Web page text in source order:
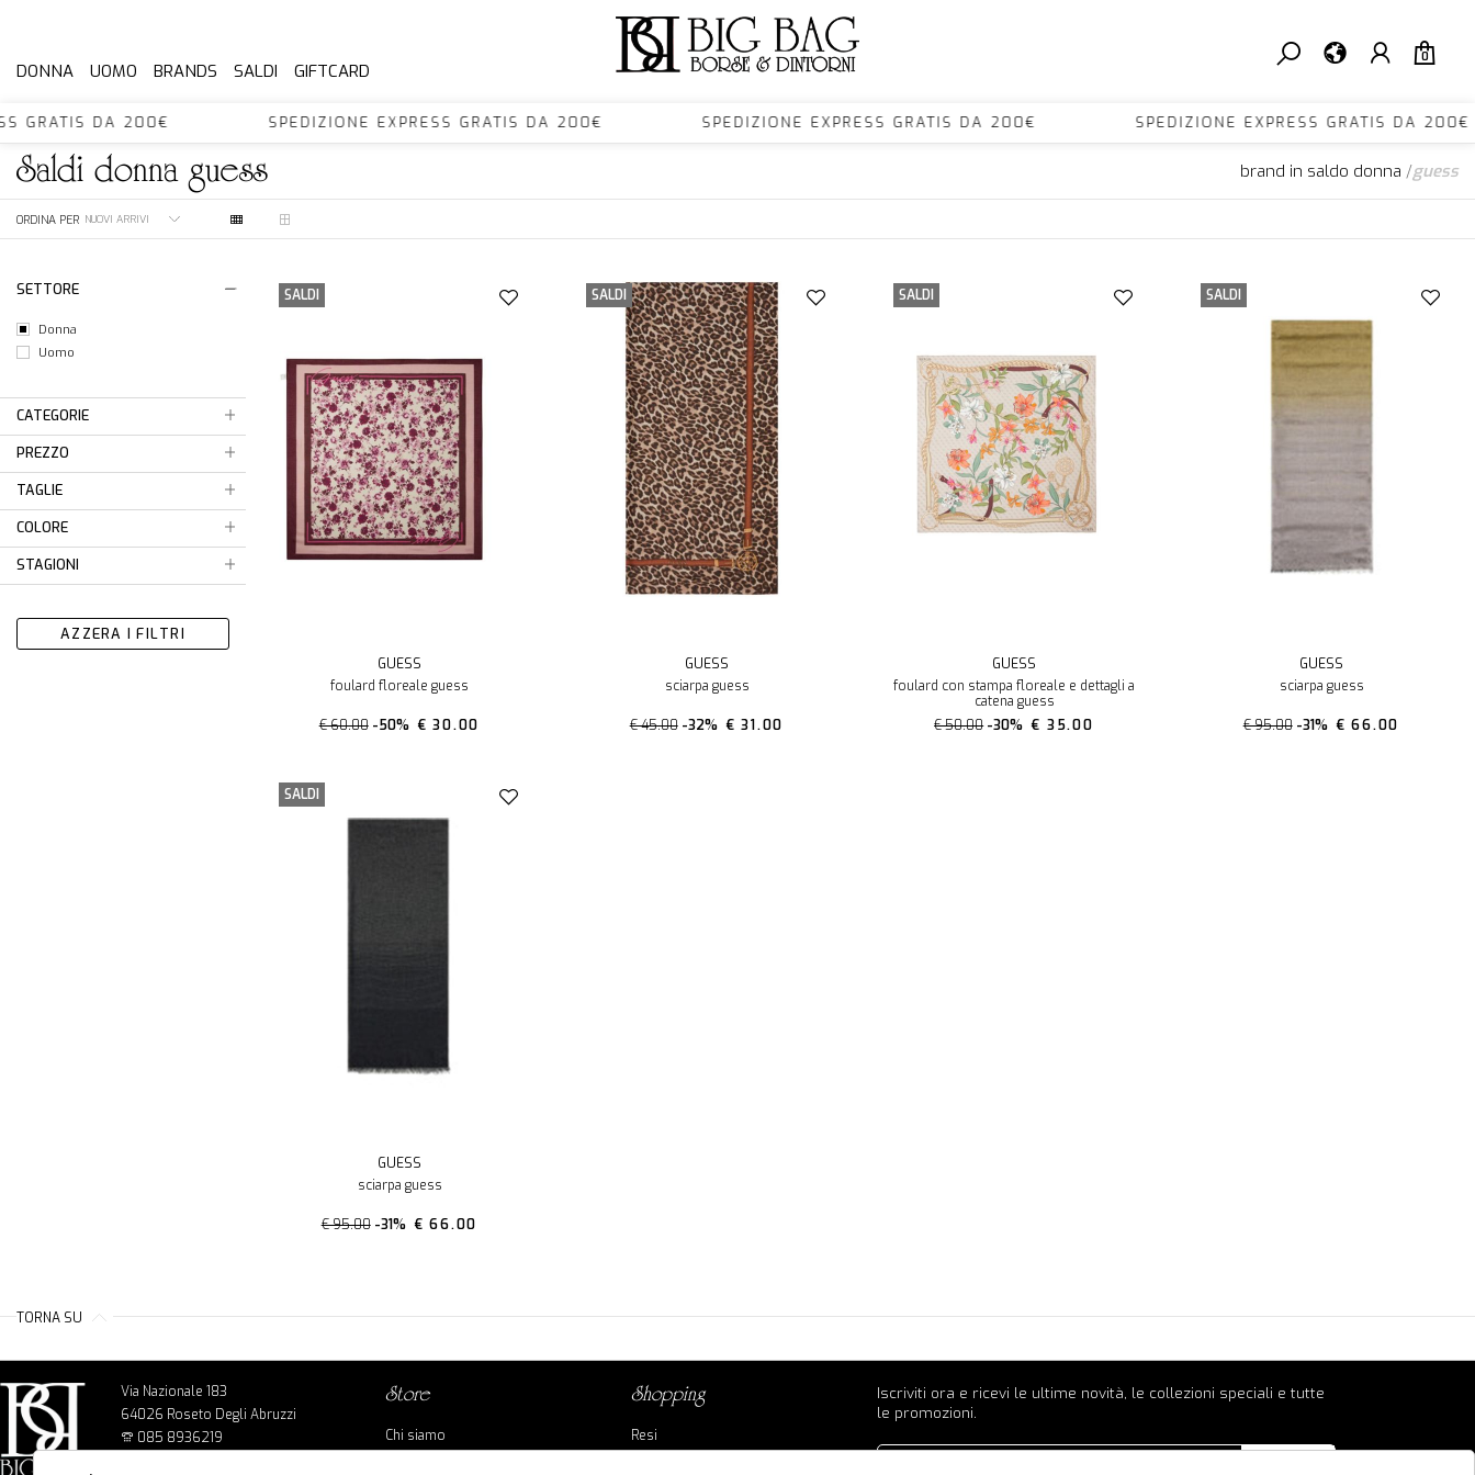
0
DONNA UOMO BRANDS SALDI GIFTCARD
GRATIS DA 200€ SPEDIZIONE EXPRESS GRATIS DA 200€ SPEDIZIONE EXPRESS GRATIS DA 200€ SPEDIZIONE EXPRESS
saldi donnaguess brand in saldo donna /guess
ORDINA PER
SETTORE
Donna
Uomo
CATEGORIE
PREZZO
TAGLIE
COLORE
STAGIONI
AZZERA I FILTRI
SALDI
GUESS
foulard floreale guess
€ 60.00 -50% € 30.00
SALDI
GUESS
sciarpa guess
€ 45.00 -32% € 31.00
SALDI
GUESS
foulard con stampa floreale e dettagli a
catena guess
€ 50.00 -30% € 35.00
SALDI
GUESS
sciarpa guess
€ 95.00 -31% € 66.00
SALDI
GUESS
sciarpa guess
€ 95.00 -31% € 66.00
TORNA SU
Via Nazionale 183
64026 Roseto Degli Abruzzi
085 8936219
store
Chi siamo
shopping
Resi
Iscriviti ora e ricevi le ultime novità, le collezioni speciali e tutte
le promozioni.